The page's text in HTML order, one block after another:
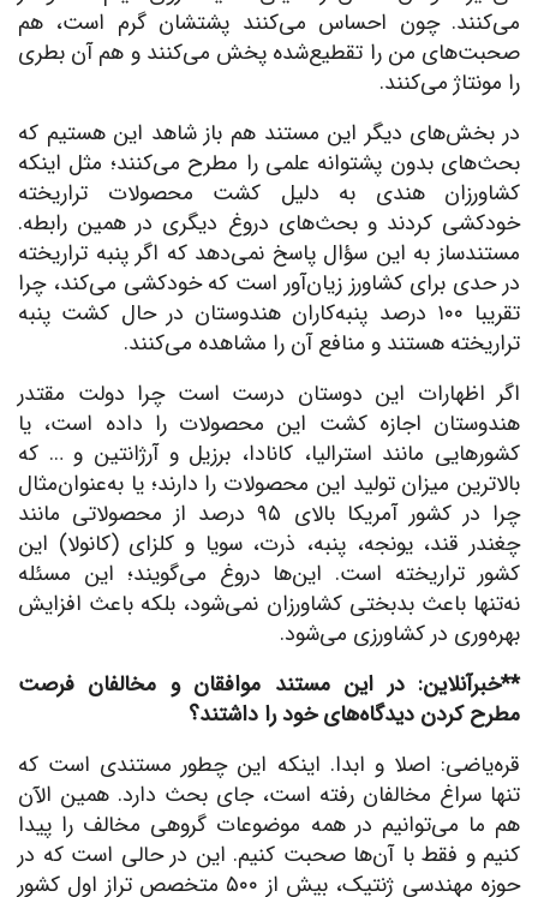
می‌کنند. چون احساس می‌کنند پشتشان گرم است، هم
صحبت‌های من را تقطیع‌شده پخش می‌کنند و هم آن بطری
را مونتاژ می‌کنند.
در بخش‌های دیگر این مستند هم باز شاهد این هستیم که
بحث‌های بدون پشتوانه علمی را مطرح می‌کنند؛ مثل اینکه
کشاورزان هندی به دلیل کشت محصولات تراریخته
خودکشی کردند و بحث‌های دروغ دیگری در همین رابطه.
مستندساز به این سؤال پاسخ نمی‌دهد که اگر پنبه تراریخته
در حدی برای کشاورز زیان‌آور است که خودکشی می‌کند، چرا
تقریبا ۱۰۰ درصد پنبه‌کاران هندوستان در حال کشت پنبه
تراریخته هستند و منافع آن را مشاهده می‌کنند.
اگر اظهارات این دوستان درست است چرا دولت مقتدر
هندوستان اجازه کشت این محصولات را داده است، یا
کشورهایی مانند استرالیا، کانادا، برزیل و آرژانتین و … که
بالاترین میزان تولید این محصولات را دارند؛ یا به‌عنوان‌مثال
چرا در کشور آمریکا بالای ۹۵ درصد از محصولاتی مانند
چغندر قند، یونجه، پنبه، ذرت، سویا و کلزای (کانولا) این
کشور تراریخته است. این‌ها دروغ می‌گویند؛ این مسئله
نه‌تنها باعث بدبختی کشاورزان نمی‌شود، بلکه باعث افزایش
بهره‌وری در کشاورزی می‌شود.
**خبرآنلاین: در این مستند موافقان و مخالفان فرصت
مطرح کردن دیدگاه‌های خود را داشتند؟
قره‌یاضی: اصلا و ابدا. اینکه این چطور مستندی است که
تنها سراغ مخالفان رفته است، جای بحث دارد. همین الآن
هم ما می‌توانیم در همه موضوعات گروهی مخالف را پیدا
کنیم و فقط با آن‌ها صحبت کنیم. این در حالی است که در
حوزه مهندسی ژنتیک، بیش از ۵۰۰ متخصص تراز اول کشور